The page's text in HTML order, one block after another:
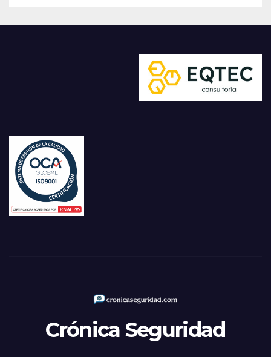
Crónica Seguridad